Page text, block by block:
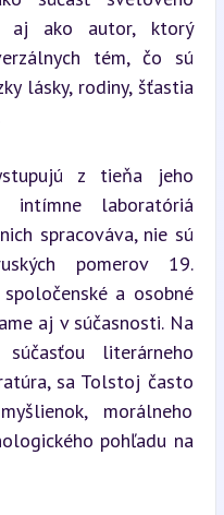
aj ako autor, ktorý
tém, čo sú
lásky, rodiny, šťastia
z tieňa jeho
intímne laboratóriá
spracováva, nie sú
pomerov 19.
a osobné
aj v súčasnosti. Na
literárneho
sa Tolstoj často
morálneho
pohľadu na